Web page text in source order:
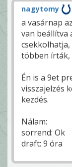
nagytomy
a vasárnap
van beállítva
többen írták,
Én is a 9et
visszajelzés
kezdés.
Nálam:
sorrend: Ok
draft: 9 óra